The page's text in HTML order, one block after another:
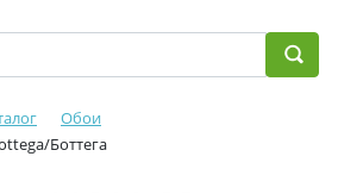
Обои
Боттега